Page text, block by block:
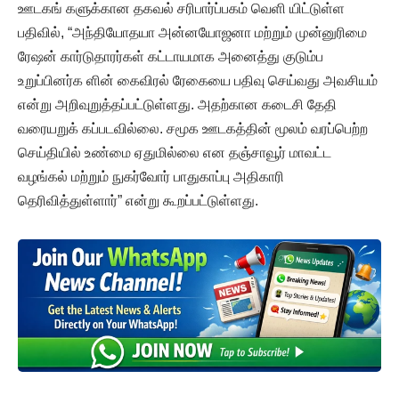
ஊடகங் களுக்கான தகவல் சரிபார்ப்பகம் வெளி யிட்டுள்ள
பதிவில், “அந்தியோதயா அன்னயோஜனா மற்றும் முன்னுரிமை
ரேஷன் கார்டுதாரர்கள் கட்டாயமாக அனைத்து குடும்ப
உறுப்பினர்க ளின் கைவிரல் ரேகையை பதிவு செய்வது அவசியம்
என்று அறிவுறுத்தப்பட்டுள்ளது. அதற்கான கடைசி தேதி
வரையறுக் கப்படவில்லை. சமூக ஊடகத்தின் மூலம் வரப்பெற்ற
செய்தியில் உண்மை ஏதுமில்லை என தஞ்சாவூர் மாவட்ட
வழங்கல் மற்றும் நுகர்வோர் பாதுகாப்பு அதிகாரி
தெரிவித்துள்ளார்” என்று கூறப்பட்டுள்ளது.